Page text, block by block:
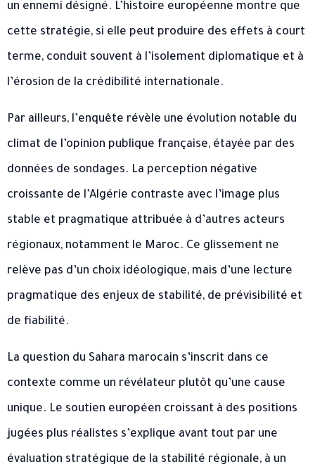
un ennemi désigné. L’histoire européenne montre que
cette stratégie, si elle peut produire des effets à court
terme, conduit souvent à l’isolement diplomatique et à
l’érosion de la crédibilité internationale.
Par ailleurs, l’enquête révèle une évolution notable du
climat de l’opinion publique française, étayée par des
données de sondages. La perception négative
croissante de l’Algérie contraste avec l’image plus
stable et pragmatique attribuée à d’autres acteurs
régionaux, notamment le Maroc. Ce glissement ne
relève pas d’un choix idéologique, mais d’une lecture
pragmatique des enjeux de stabilité, de prévisibilité et
de fiabilité.
La question du Sahara marocain s’inscrit dans ce
contexte comme un révélateur plutôt qu’une cause
unique. Le soutien européen croissant à des positions
jugées plus réalistes s’explique avant tout par une
évaluation stratégique de la stabilité régionale, à un